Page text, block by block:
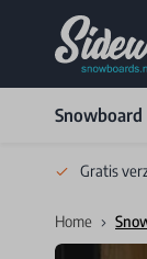
Snowboard
Gratis
Home